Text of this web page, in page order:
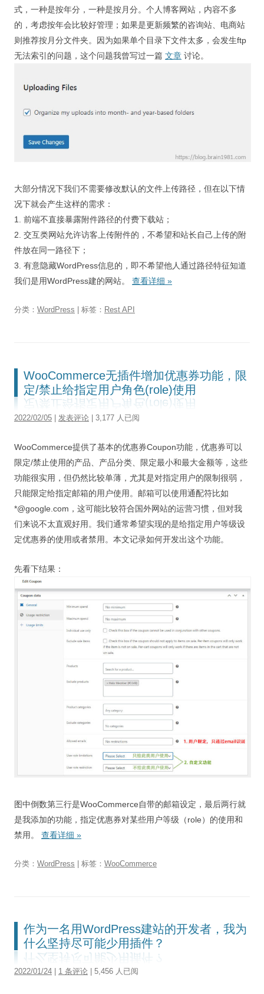
式，一种是按年分，一种是按月分。个人博客网站，内容不多
的，考虑按年会比较好管理；如果是更新频繁的咨询站、电商站
则推荐按月分文件夹。因为如果单个目录下文件太多，会发生ftp
无法索引的问题，这个问题我曾写过一篇 文章 讨论。
大部分情况下我们不需要修改默认的文件上传路径，但在以下情
况下就会产生这样的需求：
1. 前端不直接暴露附件路径的付费下载站；
2. 交互类网站允许访客上传附件的，不希望和站长自己上传的附
件放在同一路径下；
3. 有意隐藏WordPress信息的，即不希望他人通过路径特征知道
我们是用WordPress建的网站。 查看详细 »
分类： WordPress | 标签： Rest API
WooCommerce无插件增加优惠券功能，限
定/禁止给指定用户角色(role)使用
2022/02/05 | 发表评论 | 3,177 人已阅
WooCommerce提供了基本的优惠券Coupon功能，优惠券可以
限定/禁止使用的产品、产品分类、限定最小和最大金额等，这些
功能很实用，但仍然比较单薄，尤其是对指定用户的限制很弱，
只能限定给指定邮箱的用户使用。邮箱可以使用通配符比如
*@google.com，这可能比较符合国外网站的运营习惯，但对我
们来说不太直观好用。我们通常希望实现的是给指定用户等级设
定优惠券的使用或者禁用。本文记录如何开发出这个功能。
先看下结果：
图中倒数第三行是WooCommerce自带的邮箱设定，最后两行就
是我添加的功能，指定优惠券对某些用户等级（role）的使用和
禁用。 查看详细 »
分类： WordPress | 标签： WooCommerce
作为一名用WordPress建站的开发者，我为
什么坚持尽可能少用插件？
2022/01/24 1 条评论 | 5,456 人已阅